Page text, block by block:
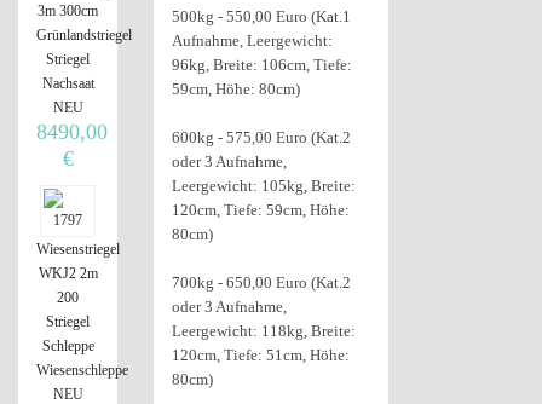
500kg - 550,00 Euro (Kat.1
Aufnahme, Leergewicht:
96kg, Breite: 106cm, Tiefe:
59cm, Höhe: 80cm)
600kg - 575,00 Euro (Kat.2
oder 3 Aufnahme,
Leergewicht: 105kg, Breite:
120cm, Tiefe: 59cm, Höhe:
80cm)
700kg - 650,00 Euro (Kat.2
oder 3 Aufnahme,
Leergewicht: 118kg, Breite:
120cm, Tiefe: 51cm, Höhe:
80cm)
3m 300cm
Grünlandstriegel
Striegel
Nachsaat
NEU
8490,00
€
Wiesenstriegel
WKJ2 2m
200
Striegel
Schleppe
Wiesenschleppe
NEU